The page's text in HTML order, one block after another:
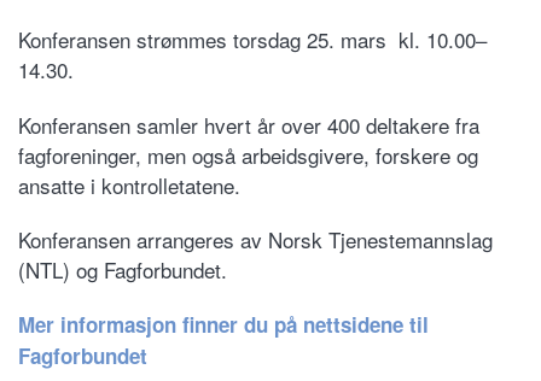
Konferansen strømmes torsdag 25. mars kl. 10.00–
14.30.
Konferansen samler hvert år over 400 deltakere fra
fagforeninger, men også arbeidsgivere, forskere og
ansatte i kontrolletatene.
Konferansen arrangeres av Norsk Tjenestemannslag
(NTL) og Fagforbundet.
Mer informasjon finner du på nettsidene til
Fagforbundet